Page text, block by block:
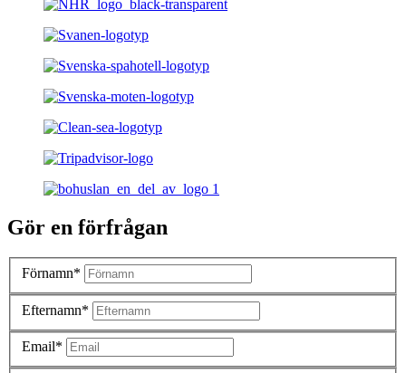
Gör en förfrågan
Förnamn*
Efternamn*
Email*